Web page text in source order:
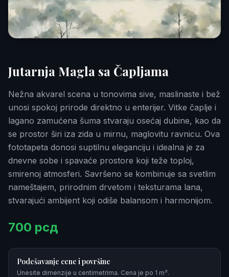
Jutarnja Magla sa Čapljama
Nežna akvarel scena u tonovima sive, maslinaste i bež
unosi spokoj prirode direktno u enterijer. Vitke čaplje i
lagano zamućena šuma stvaraju osećaj dubine, kao da
se prostor širi iza zida u mirnu, maglovitu ravnicu. Ova
fototapeta donosi suptilnu eleganciju i idealna je za
dnevne sobe i spavaće prostore koji teže toploj,
smirenoj atmosferi. Savršeno se kombinuje sa svetlim
nameštajem, prirodnim drvetom i teksturama lana,
stvarajući ambijent koji odiše balansom i harmonijom.
700 рсд
Podešavanje cene i površine
Unesite dimenzije u centimetrima. Cena je po 1 m².